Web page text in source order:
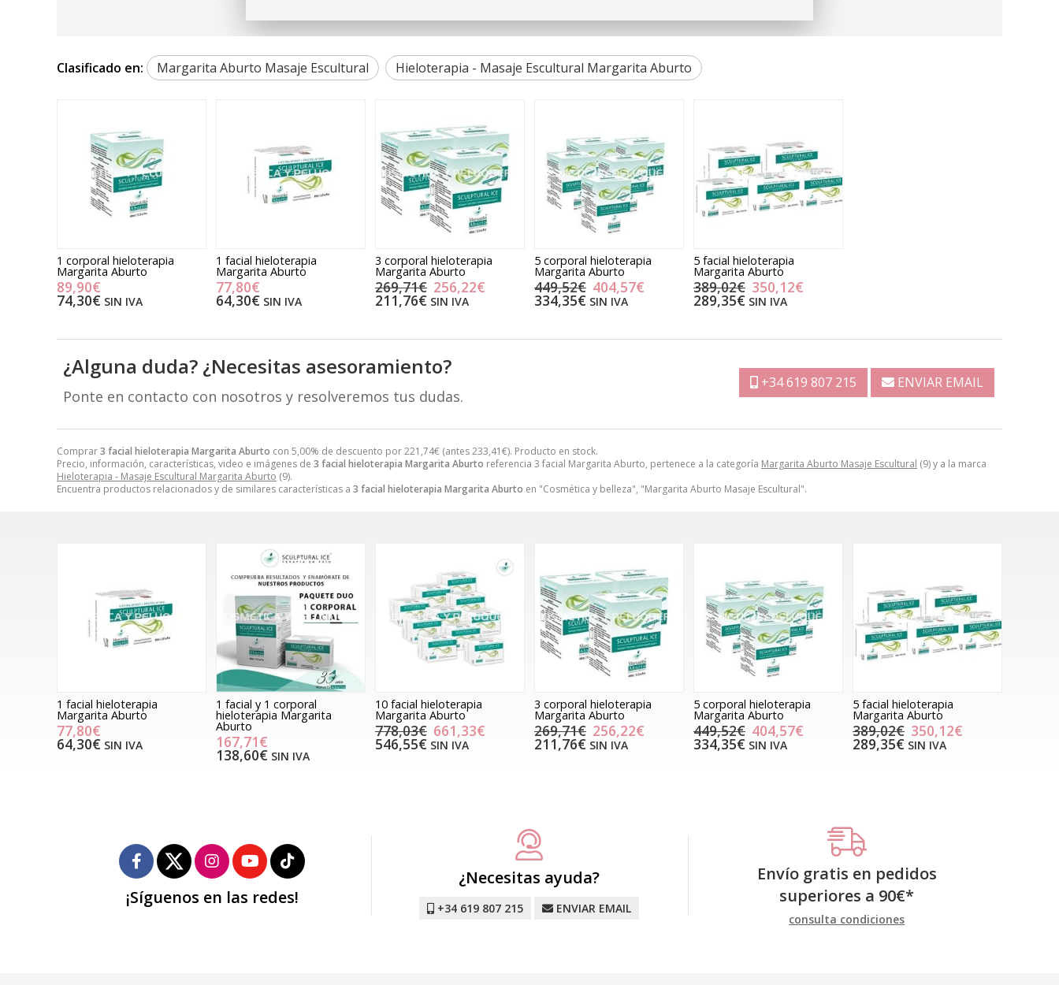
Comprar3 facial hieloterapia Margarita Aburto con 5,00% de descuento por221,74€ (antes233,41€). Producto en stock.
Precio, información, características, video e imágenes de 3 facial hieloterapia Margarita Aburto referencia 3 facial Margarita Aburto, pertenece a la categoría Margarita Aburto Masaje Escultural (9) y a la marca
Hieloterapia - Masaje Escultural Margarita Aburto (9).
Encuentra productos relacionados y de similares características a 3 facial hieloterapia Margarita Aburto en "Cosmética y belleza", "Margarita Aburto Masaje Escultural".
Clasificado en: Margarita Aburto Masaje Escultural Hieloterapia - Masaje Escultural Margarita Aburto
1 corporal hieloterapia
Margarita Aburto
89,90€
74,30€ SIN IVA
1 facial hieloterapia
Margarita Aburto
77,80€
64,30€ SIN IVA
3 corporal hieloterapia
Margarita Aburto
269,71€ 256,22€
211,76€ SIN IVA
5 corporal hieloterapia
Margarita Aburto
449,52€ 404,57€
334,35€ SIN IVA
5 facial hieloterapia
Margarita Aburto
389,02€ 350,12€
289,35€ SIN IVA
¿Alguna duda? ¿Necesitas asesoramiento?
Ponte en contacto con nosotros y resolveremos tus dudas.
+34 619 807 215 ENVIAR EMAIL
1 facial hieloterapia
Margarita Aburto
77,80€
64,30€ SIN IVA
1 facial y 1 corporal
hieloterapia Margarita
Aburto
167,71€
138,60€ SIN IVA
10 facial hieloterapia
Margarita Aburto
778,03€ 661,33€
546,55€ SIN IVA
3 corporal hieloterapia
Margarita Aburto
269,71€ 256,22€
211,76€ SIN IVA
5 corporal hieloterapia
Margarita Aburto
449,52€ 404,57€
334,35€ SIN IVA
5 facial hieloterapia
Margarita Aburto
389,02€ 350,12€
289,35€ SIN IVA
¡Síguenos en las redes!
¿Necesitas ayuda?
+34 619 807 215 ENVIAR EMAIL
Envío gratis en pedidos
superiores a 90€*
consulta condiciones